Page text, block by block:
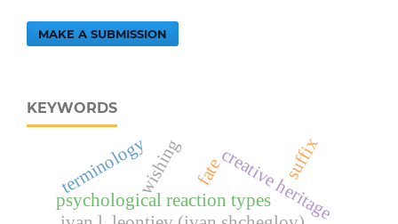
MAKE A SUBMISSION
KEYWORDS
creative heritage
psychological reaction types
terminology suffix
wishing fate